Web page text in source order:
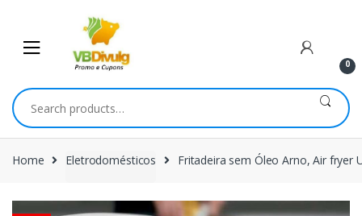
navigation
content
0
Search
for:
Home Eletrodomésticos Fritadeira sem Óleo Arno, Air fryer